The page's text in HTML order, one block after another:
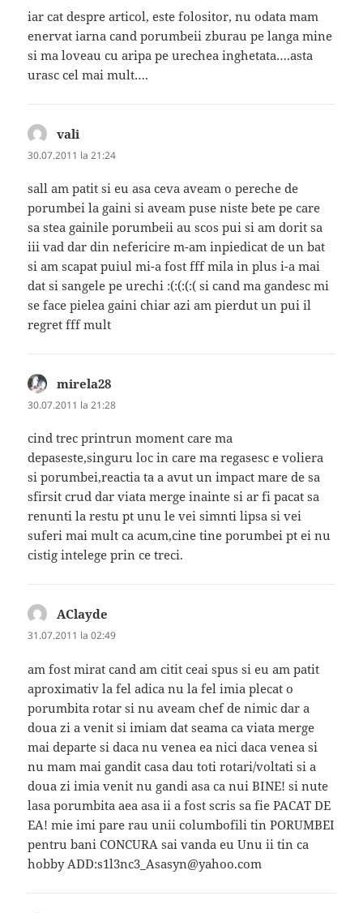
iar cat despre articol, este folositor, nu odata mam
enervat iarna cand porumbeii zburau pe langa mine
si ma loveau cu aripa pe urechea inghetata….asta
urasc cel mai mult….
vali
30.07.2011 la 21:24
sall am patit si eu asa ceva aveam o pereche de
porumbei la gaini si aveam puse niste bete pe care
sa stea gainile porumbeii au scos pui si am dorit sa
iii vad dar din nefericire m-am inpiedicat de un bat
si am scapat puiul mi-a fost fff mila in plus i-a mai
dat si sangele pe urechi :(:(:(:( si cand ma gandesc mi
se face pielea gaini chiar azi am pierdut un pui il
regret fff mult
mirela28
30.07.2011 la 21:28
cind trec printrun moment care ma
depaseste,singuru loc in care ma regasesc e voliera
si porumbei,reactia ta a avut un impact mare de sa
sfirsit crud dar viata merge inainte si ar fi pacat sa
renunti la restu pt unu le vei simnti lipsa si vei
suferi mai mult ca acum,cine tine porumbei pt ei nu
cistig intelege prin ce treci.
AClayde
31.07.2011 la 02:49
am fost mirat cand am citit ceai spus si eu am patit
aproximativ la fel adica nu la fel imia plecat o
porumbita rotar si nu aveam chef de nimic dar a
doua zi a venit si imiam dat seama ca viata merge
mai departe si daca nu venea ea nici daca venea si
nu mam mai gandit casa dau toti rotari/voltati si a
doua zi imia venit nu gandi asa ca nui BINE! si nute
lasa porumbita aea asa ii a fost scris sa fie PACAT DE
EA! mie imi pare rau unii columbofili tin PORUMBEI
pentru bani CONCURA sai vanda eu Unu ii tin ca
hobby ADD:s1l3nc3_Asasyn@yahoo.com